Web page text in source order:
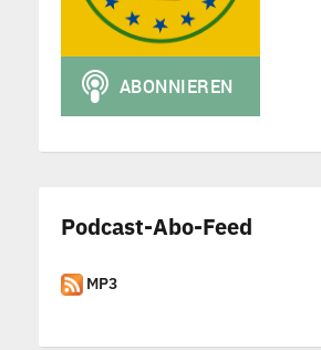
Podcast-Abo-Feed
MP3